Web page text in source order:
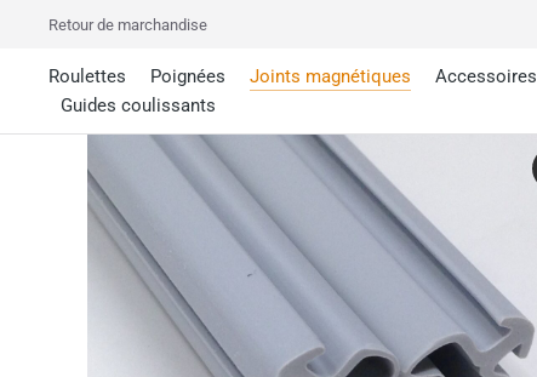
Retour de marchandise
Roulettes Poignées Joints magnétiques
Accessoires
Guides coulissants